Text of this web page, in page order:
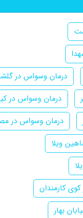
درمان وسواس در
درمان وسواس در
درمان وسواس در
ویلا
کارمندان
بهار